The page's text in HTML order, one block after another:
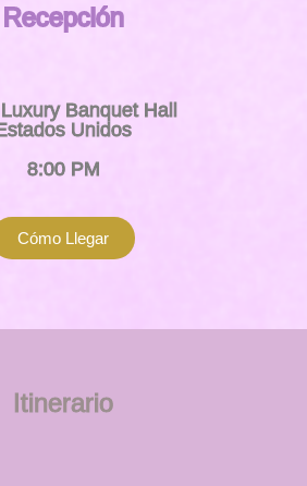
Recepción
Banquet Hall
Unidos
8:00 PM
Cómo Llegar
Itinerario